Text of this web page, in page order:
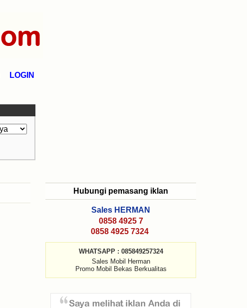
LOGIN
Hubungi pemasang iklan
Sales HERMAN
0858 4925 7
0858 4925 7324
WHATSAPP : 085849257324
Sales Mobil Herman
Promo Mobil Bekas Berkualitas